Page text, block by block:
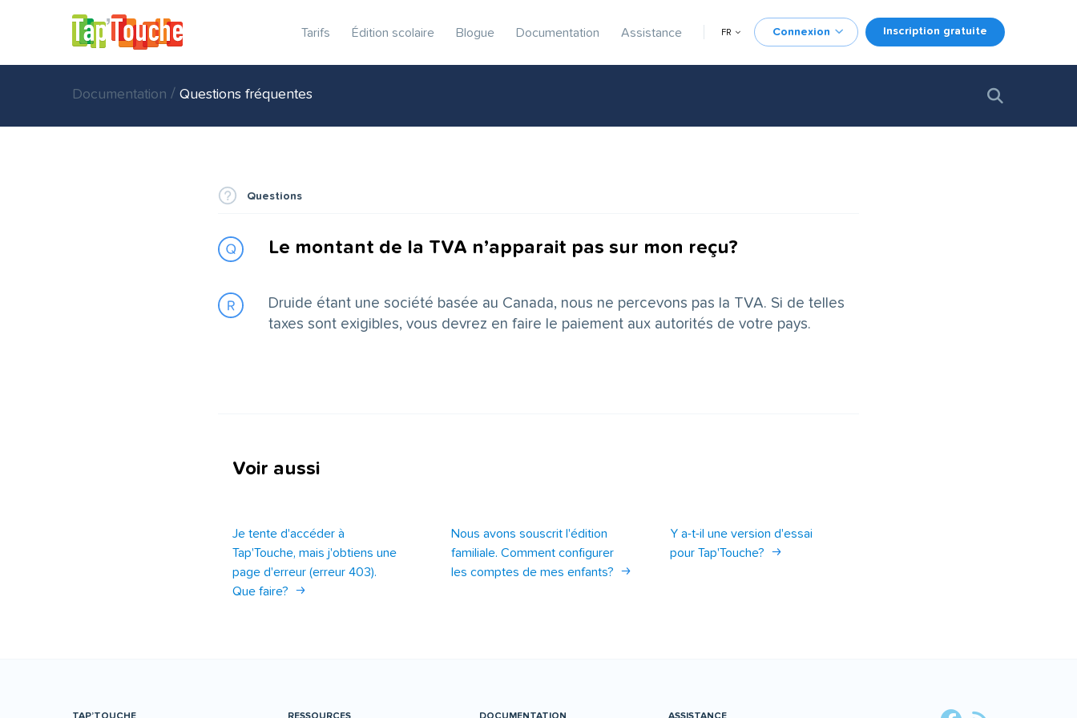
Tarifs Édition scolaire Blogue Documentation Assistance FR Connexion Inscription gratuite
Documentation / Questions fréquentes
Questions
Le montant de la TVA n’apparait pas sur mon reçu?
Druide étant une société basée au Canada, nous ne percevons pas la TVA. Si de telles
taxes sont exigibles, vous devrez en faire le paiement aux autorités de votre pays.
Voir aussi
Je tente d'accéder à
Tap'Touche, mais j'obtiens une
page d'erreur (erreur 403).
Que faire?
Nous avons souscrit l'édition
familiale. Comment configurer
les comptes de mes enfants?
Y a-t-il une version d'essai
pour Tap'Touche?